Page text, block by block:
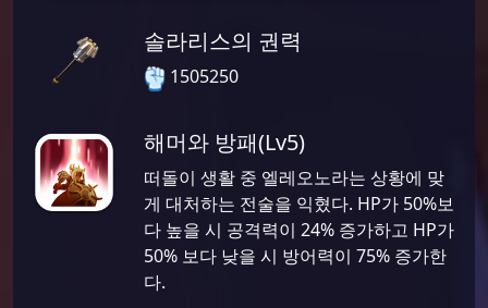
솔라리스의 권력
1505250
해머와 방패(Lv5)
떠돌이 생활 중 엘레오노라는 상황에 맞
게 대처하는 전술을 익혔다. HP가 50%보
다 높을 시 공격력이 24% 증가하고 HP가
50% 보다 낮을 시 방어력이 75% 증가한
다.